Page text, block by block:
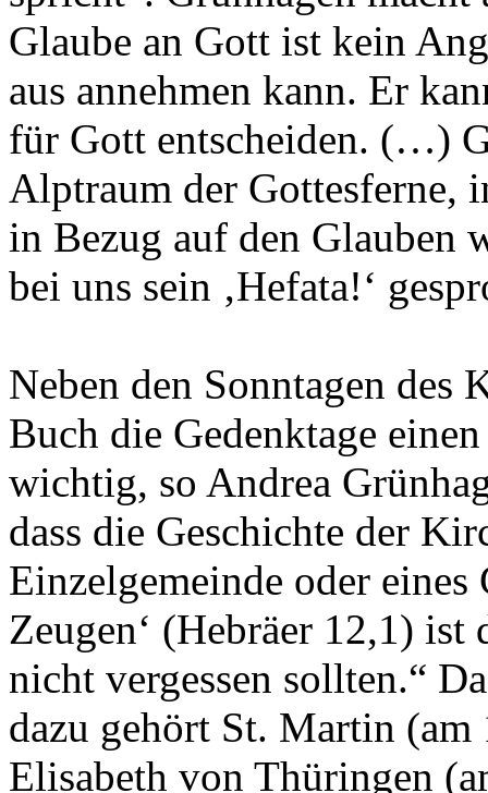
Glaube an Gott ist kein
aus annehmen kann. Er
für Gott entscheiden. (…)
Alptraum der Gottesferne,
in Bezug auf den Glauben
bei uns sein ‚Hefata!‘
Neben den Sonntagen des
Buch die Gedenktage
wichtig, so Andrea
dass die Geschichte der
Einzelgemeinde oder
Zeugen‘ (Hebräer 12,1)
nicht vergessen sollten.“
dazu gehört St. Martin
Elisabeth von Thüringen